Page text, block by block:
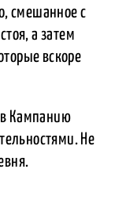
смешанное с
а затем
вскоре
в Кампанию
Не